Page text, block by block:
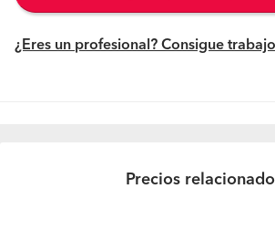
¿Eres un profesional? Consigue
Precios